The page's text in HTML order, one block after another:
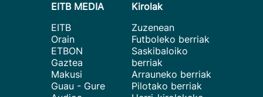
EITB MEDIA
EITB
Orain
ETBON
Gaztea
Makusi
Guau - Gure
Kirolak
Zuzenean
Futboleko berriak
Saskibaloiko
berriak
Arrauneko berriak
Pilotako berriak